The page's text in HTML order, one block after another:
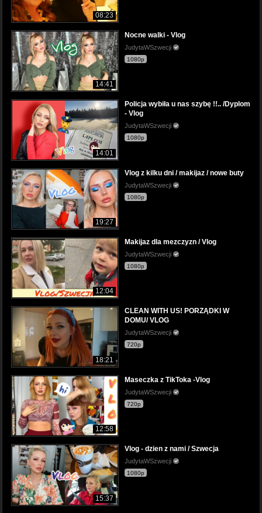
08:23
14:41
Nocne walki - Vlog
JudytaWSzwecji
1080p
14:01
Policja wybiła u nas szybę !!.. /Dyplom
- Vlog
JudytaWSzwecji
1080p
19:27
Vlog z kilku dni / makijaz / nowe buty
JudytaWSzwecji
1080p
12:04
Makijaz dla mezczyzn / Vlog
JudytaWSzwecji
1080p
18:21
CLEAN WITH US! PORZĄDKI W
DOMU/ VLOG
JudytaWSzwecji
720p
12:58
Maseczka z TikToka -Vlog
JudytaWSzwecji
720p
15:37
Vlog - dzien z nami / Szwecja
JudytaWSzwecji
1080p